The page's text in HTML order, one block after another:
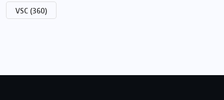
VSC (360)